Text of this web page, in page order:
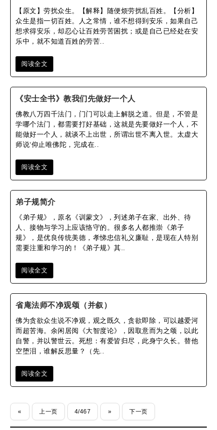
【原文】劳扰众生。【解释】随便烦劳扰乱百姓。【分析】
众生是指一切百姓。人之常情，谁不想得到安乐，如果自己
想求得安乐，却忍心让百姓劳苦困扰；或是自己已经处在安
乐中，就不知道百姓的劳苦..
阅读全文
《安士全书》教我们先做好一个人
佛教八万四千法门，门门可以走上解脱之道。但是，不管是
学哪个法门，都需要打好基础，这就是先要做好一个人，不
能做好一个人，就谈不上出世，所谓出世不离入世。太虚大
师说‘仰止唯佛陀，完成在..
阅读全文
弟子规简介
《弟子规》，原名《训蒙文》，列述弟子在家、出外、待
人、接物与学习上应该恪守的。很多名人都推崇《弟子
规》，是优良传统美德，孝悌忠信礼义廉耻，是现在人特别
需要注重和学习的！《弟子规》其..
阅读全文
省庵法师不净观颂（并叙）
佛为贪欲众生说不净观，观之既久，贪欲即除，可以越爱河
而超苦海。余闲居阅《大智度论》，因取意而为之颂，以此
自警，并以警世云。死想：有爱皆归尽，此身宁久长。替他
空堕泪，谁解反思量？（先..
阅读全文
« 上一页 4/467 » 下一页